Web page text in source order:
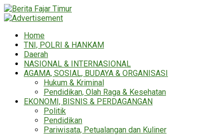
Home
TNI, POLRI & HANKAM
Daerah
NASIONAL & INTERNASIONAL
AGAMA, SOSIAL, BUDAYA & ORGANISASI
Hukum & Kriminal
Pendidikan, Olah Raga & Kesehatan
EKONOMI, BISNIS & PERDAGANGAN
Politik
Pendidikan
Pariwisata, Petualangan dan Kuliner